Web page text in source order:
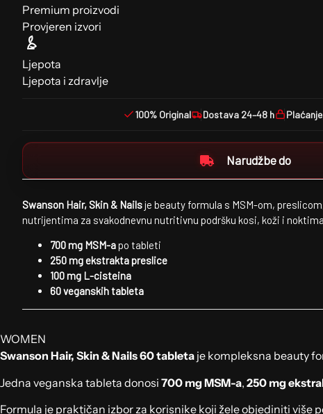
Premium proizvodi
Provjeren izvori
Ljepota
Ljepota i zdravlje
100% Original Dostava 24–48 h
Narudžbe do
Swanson Hair, Skin & Nailsje beauty formula s MSM-om,
nutrijentima za svakodnevnu nutritivnu podršku kosi, koži i
700 mg MSM-apo tableti
250 mg ekstrakta preslice
100 mg L-cisteina
60 veganskih tableta
WOMEN
Swanson Hair, Skin & Nails 60 tableta je kompleksna beauty
Jedna veganska tableta donosi 700 mg MSM-a, 250 mg
Formula je praktičan izbor za korisnike koji žele objediniti više